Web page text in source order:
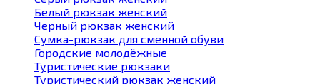
Белый рюкзак женский
Черный рюкзак женский
Сумка-рюкзак для сменной обуви
Городские молодёжные
Туристические рюкзаки
Туристический рюкзак женский